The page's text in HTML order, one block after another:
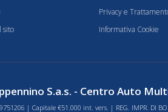
sito
Privacy e
Informativa Cookie
S.a.s. - Centro Auto
| Capitale €51.000 int. vers. | REG. IMPR. DI